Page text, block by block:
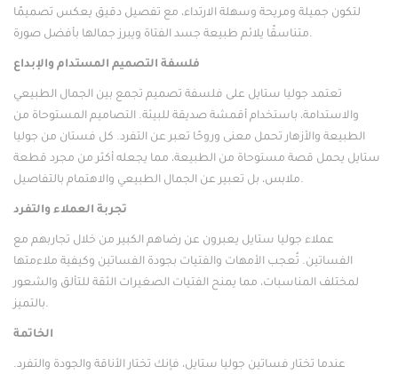
لتكون جميلة ومريحة وسهلة الارتداء، مع تفصيل دقيق يعكس تصميمًا
متناسقًا يلائم طبيعة جسد الفتاة ويبرز جمالها بأفضل صورة.
فلسفة التصميم المستدام والإبداع
تعتمد جوليا ستايل على فلسفة تصميم تجمع بين الجمال الطبيعي
والاستدامة، باستخدام أقمشة صديقة للبيئة. التصاميم المستوحاة من
الطبيعة والأزهار تحمل معنى وروحًا تعبر عن التفرد. كل فستان من جوليا
ستايل يحمل قصة مستوحاة من الطبيعة، مما يجعله أكثر من مجرد قطعة
ملابس، بل تعبير عن الجمال الطبيعي والاهتمام بالتفاصيل.
تجربة العملاء والتفرد
عملاء جوليا ستايل يعبرون عن رضاهم الكبير من خلال تجاربهم مع
الفساتين. تُعجب الأمهات والفتيات بجودة الفساتين وكيفية ملاءمتها
لمختلف المناسبات، مما يمنح الفتيات الصغيرات الثقة للتألق والشعور
بالتميز.
الخاتمة
عندما تختار فساتين جوليا ستايل، فإنك تختار الأناقة والجودة والتفرد.